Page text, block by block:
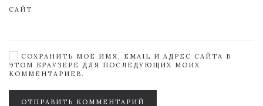
САЙТ
СОХРАНИТЬ МОЁ ИМЯ, EMAIL И АДРЕС САЙТА В
ЭТОМ БРАУЗЕРЕ ДЛЯ ПОСЛЕДУЮЩИХ МОИХ
КОММЕНТАРИЕВ.
ОТПРАВИТЬ КОММЕНТАРИЙ